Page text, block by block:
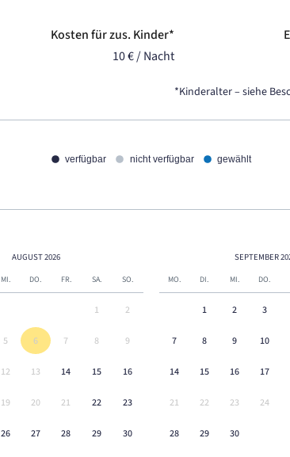
Kosten für zus. Kinder*
10 € / Nacht
*Kinderalter – siehe
verfügbar nicht verfügbar gewählt
AUGUST2026
MI. DO. FR. SA. SO.
1 2
5 6 7 8 9
12 13 14 15 16
19 20 21 22 23
26 27 28 29 30
SEPTEMBER
MO. DI. MI. DO.
1 2 3
7 8 9 10
14 15 16 17
21 22 23 24
28 29 30